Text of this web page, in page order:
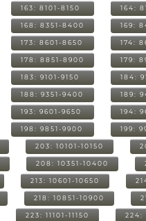
163: 8101-8150 164:
168: 8351-8400 169:
173: 8601-8650 174:
178: 8851-8900 179:
183: 9101-9150 184:
188: 9351-9400 189:
193: 9601-9650 194:
198: 9851-9900 199:
203: 10101-10150
208: 10351-10400
213: 10601-10650
218: 10851-10900
223: 11101-11150 224: